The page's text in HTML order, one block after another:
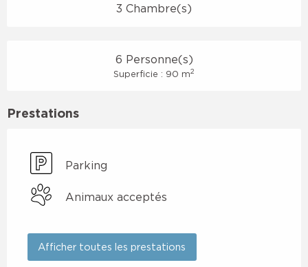
3 Chambre(s)
6 Personne(s)
Superficie : 90 m2
Prestations
Parking
Animaux acceptés
Afficher toutes les prestations